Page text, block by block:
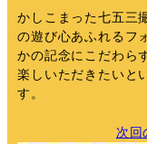
かしこまった七五三
の遊び心あふれるフ
かの記念にこだわら
楽しいただきたいと
す。
次回